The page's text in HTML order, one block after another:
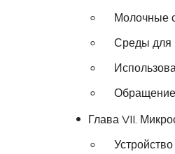
Молочные
Среды для
Обращение
Глава VII.
Устройство